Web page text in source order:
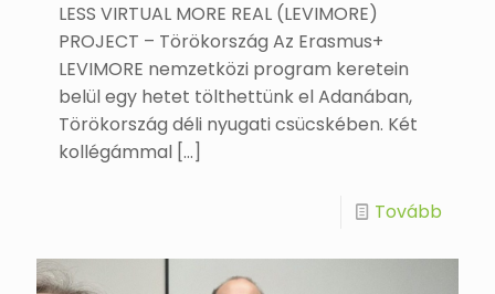
LESS VIRTUAL MORE REAL (LEVIMORE)
PROJECT – Törökország Az Erasmus+
LEVIMORE nemzetközi program keretein
belül egy hetet tölthettünk el Adanában,
Törökország déli nyugati csücskében. Két
kollégámmal […]
Tovább